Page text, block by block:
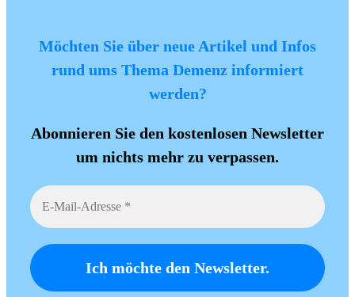
Möchten Sie über neue Artikel und Infos
rund ums Thema Demenz informiert
werden?
Abonnieren Sie den kostenlosen Newsletter
um nichts mehr zu verpassen.